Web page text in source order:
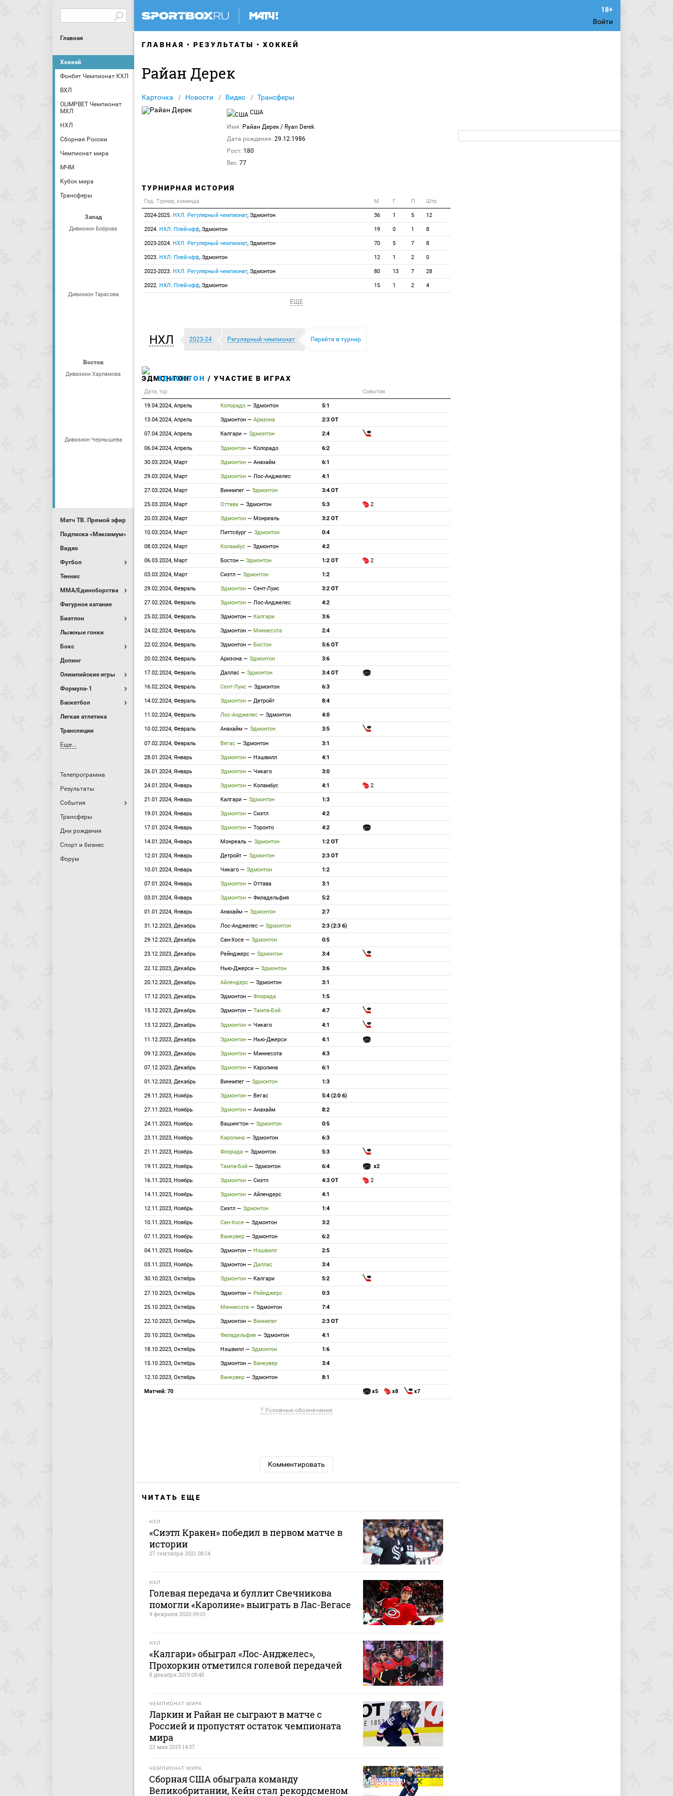
Войти
Главная
Хоккей
Фонбет Чемпионат КХЛ
ВХЛ
OLIMPBET Чемпионат
МХЛ
НХЛ
Сборная России
Чемпионат мира
МЧМ
Кубок мира
Трансферы
Запад
Дивизион Боброва
Дивизион Тарасова
Восток
Дивизион Харламова
Дивизион Чернышева
Матч ТВ. Прямой эфир
Подписка «Максимум»
Видео
Футбол
Теннис
MMA/Единоборства
Фигурное катание
Биатлон
Лыжные гонки
Бокс
Допинг
Олимпийские игры
Формула-1
Баскетбол
Легкая атлетика
Трансляции
Еще...
Телепрограмма
Результаты
События
Трансферы
Дни рождения
Спорт и бизнес
Форум
ГЛАВНАЯ РЕЗУЛЬТАТЫ ХОККЕЙ
Райан Дерек
Карточка Новости Видео Трансферы
США
Имя: Райан Дерек / Ryan Derek
Дата рождения: 29.12.1986
Рост: 180
Вес: 77
ТУРНИРНАЯ ИСТОРИЯ
Год. Турнир, команда М Г П Штр
2024-2025. НХЛ. Регулярный чемпионат, Эдмонтон 36 1 5 12
2024. НХЛ. Плей-офф, Эдмонтон 19 0 1 8
2023-2024. НХЛ. Регулярный чемпионат, Эдмонтон 70 5 7 8
2023. НХЛ. Плей-офф, Эдмонтон 12 1 2 0
2022-2023. НХЛ. Регулярный чемпионат, Эдмонтон 80 13 7 28
2022. НХЛ. Плей-офф, Эдмонтон 15 1 2 4
ЕЩЕ
НХЛ 2023-24 Регулярный чемпионат Перейти в турнир
ЭДМОНТОН / УЧАСТИЕ В ИГРАХ
Дата, тур События
19.04.2024, Апрель Колорадо — Эдмонтон 5:1
13.04.2024, Апрель Эдмонтон — Аризона 2:3 ОТ
07.04.2024, Апрель Калгари — Эдмонтон 2:4
06.04.2024, Апрель Эдмонтон — Колорадо 6:2
30.03.2024, Март Эдмонтон — Анахайм 6:1
29.03.2024, Март Эдмонтон — Лос-Анджелес 4:1
27.03.2024, Март Виннипег — Эдмонтон 3:4 ОТ
25.03.2024, Март Оттава — Эдмонтон 5:3 2
20.03.2024, Март Эдмонтон — Монреаль 3:2 ОТ
10.03.2024, Март Питтсбург — Эдмонтон 0:4
08.03.2024, Март Коламбус — Эдмонтон 4:2
06.03.2024, Март Бостон — Эдмонтон 1:2 ОТ 2
03.03.2024, Март Сиэтл — Эдмонтон 1:2
29.02.2024, Февраль Эдмонтон — Сент-Луис 3:2 ОТ
27.02.2024, Февраль Эдмонтон — Лос-Анджелес 4:2
25.02.2024, Февраль Эдмонтон — Калгари 3:6
24.02.2024, Февраль Эдмонтон — Миннесота 2:4
22.02.2024, Февраль Эдмонтон — Бостон 5:6 ОТ
20.02.2024, Февраль Аризона — Эдмонтон 3:6
17.02.2024, Февраль Даллас — Эдмонтон 3:4 ОТ
16.02.2024, Февраль Сент-Луис — Эдмонтон 6:3
14.02.2024, Февраль Эдмонтон — Детройт 8:4
11.02.2024, Февраль Лос-Анджелес — Эдмонтон 4:0
10.02.2024, Февраль Анахайм — Эдмонтон 3:5
07.02.2024, Февраль Вегас — Эдмонтон 3:1
28.01.2024, Январь Эдмонтон — Нэшвилл 4:1
26.01.2024, Январь Эдмонтон — Чикаго 3:0
24.01.2024, Январь Эдмонтон — Коламбус 4:1 2
21.01.2024, Январь Калгари — Эдмонтон 1:3
19.01.2024, Январь Эдмонтон — Сиэтл 4:2
17.01.2024, Январь Эдмонтон — Торонто 4:2
14.01.2024, Январь Монреаль — Эдмонтон 1:2 ОТ
12.01.2024, Январь Детройт — Эдмонтон 2:3 ОТ
10.01.2024, Январь Чикаго — Эдмонтон 1:2
07.01.2024, Январь Эдмонтон — Оттава 3:1
03.01.2024, Январь Эдмонтон — Филадельфия 5:2
01.01.2024, Январь Анахайм — Эдмонтон 2:7
31.12.2023, Декабрь Лос-Анджелес — Эдмонтон 2:3 (2:3 б)
29.12.2023, Декабрь Сан-Хосе — Эдмонтон 0:5
23.12.2023, Декабрь Рейнджерс — Эдмонтон 3:4
22.12.2023, Декабрь Нью-Джерси — Эдмонтон 3:6
20.12.2023, Декабрь Айлендерс — Эдмонтон 3:1
17.12.2023, Декабрь Эдмонтон — Флорида 1:5
15.12.2023, Декабрь Эдмонтон — Тампа-Бэй 4:7
13.12.2023, Декабрь Эдмонтон — Чикаго 4:1
11.12.2023, Декабрь Эдмонтон — Нью-Джерси 4:1
09.12.2023, Декабрь Эдмонтон — Миннесота 4:3
07.12.2023, Декабрь Эдмонтон — Каролина 6:1
01.12.2023, Декабрь Виннипег — Эдмонтон 1:3
29.11.2023, Ноябрь Эдмонтон — Вегас 5:4 (2:0 б)
27.11.2023, Ноябрь Эдмонтон — Анахайм 8:2
24.11.2023, Ноябрь Вашингтон — Эдмонтон 0:5
23.11.2023, Ноябрь Каролина — Эдмонтон 6:3
21.11.2023, Ноябрь Флорида — Эдмонтон 5:3
19.11.2023, Ноябрь Тампа-Бэй — Эдмонтон 6:4 x2
16.11.2023, Ноябрь Эдмонтон — Сиэтл 4:3 ОТ 2
14.11.2023, Ноябрь Эдмонтон — Айлендерс 4:1
12.11.2023, Ноябрь Сиэтл — Эдмонтон 1:4
10.11.2023, Ноябрь Сан-Хосе — Эдмонтон 3:2
07.11.2023, Ноябрь Ванкувер — Эдмонтон 6:2
04.11.2023, Ноябрь Эдмонтон — Нэшвилл 2:5
03.11.2023, Ноябрь Эдмонтон — Даллас 3:4
30.10.2023, Октябрь Эдмонтон — Калгари 5:2
27.10.2023, Октябрь Эдмонтон — Рейнджерс 0:3
25.10.2023, Октябрь Миннесота — Эдмонтон 7:4
22.10.2023, Октябрь Эдмонтон — Виннипег 2:3 ОТ
20.10.2023, Октябрь Филадельфия — Эдмонтон 4:1
18.10.2023, Октябрь Нэшвилл — Эдмонтон 1:6
15.10.2023, Октябрь Эдмонтон — Ванкувер 3:4
12.10.2023, Октябрь Ванкувер — Эдмонтон 8:1
Матчей: 70 x5 x8 x7
? Условные обозначения
Комментировать
ЧИТАТЬ ЕЩЕ
НХЛ
«Сиэтл Кракен» победил в первом матче в
истории
27 сентября 2021 08:14
НХЛ
Голевая передача и буллит Свечникова
помогли «Каролине» выиграть в Лас-Вегасе
9 февраля 2020 09:10
НХЛ
«Калгари» обыграл «Лос-Анджелес»,
Прохоркин отметился голевой передачей
8 декабря 2019 08:45
ЧЕМПИОНАТ МИРА
Ларкин и Райан не сыграют в матче с
Россией и пропустят остаток чемпионата
мира
23 мая 2019 14:37
ЧЕМПИОНАТ МИРА
Сборная США обыграла команду
Великобритании, Кейн стал рекордсменом